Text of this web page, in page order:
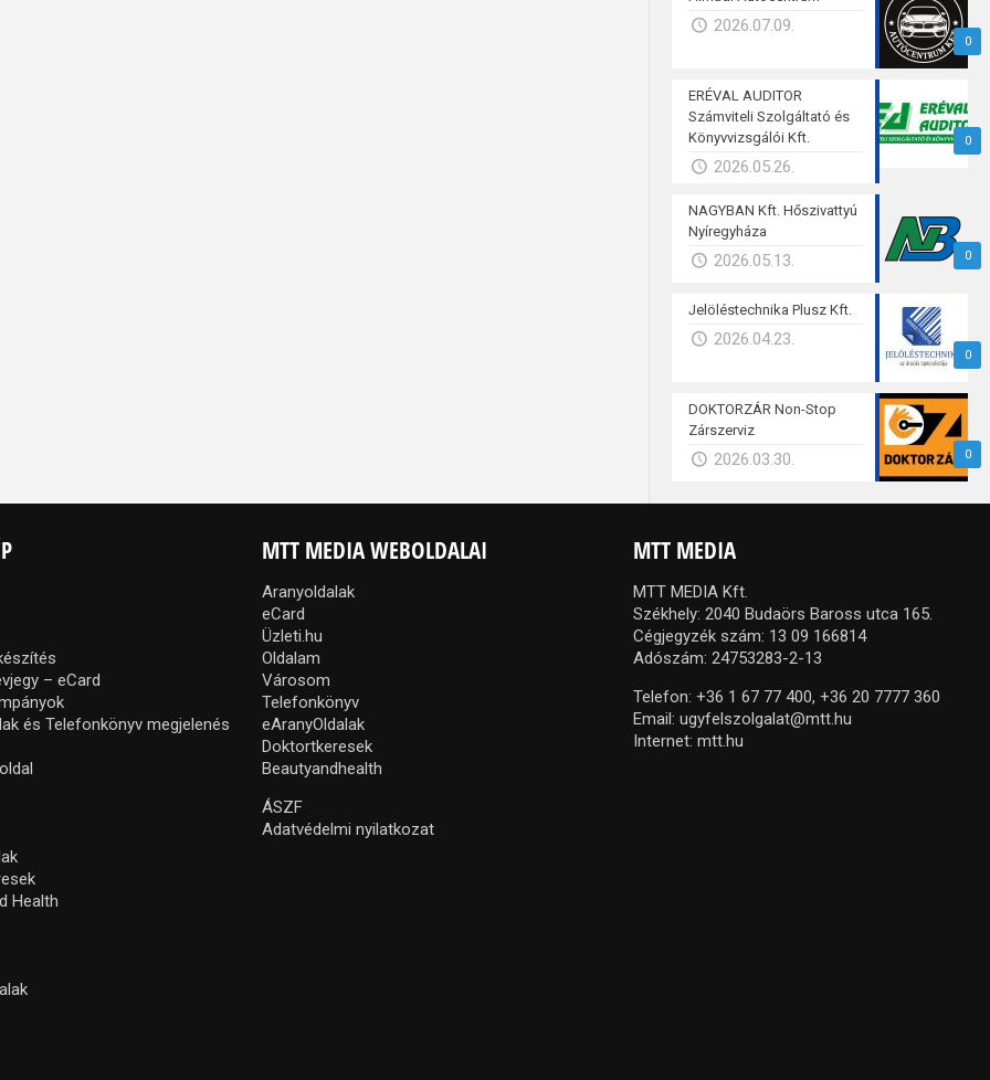
0
2026.07.09.
0
ERÉVAL AUDITOR
Számviteli Szolgáltató és
Könyvvizsgálói Kft.
2026.05.26.
0
NAGYBAN Kft. Hőszivattyú
Nyíregyháza
2026.05.13.
0
Jelöléstechnika Plusz Kft.
2026.04.23.
0
DOKTORZÁR Non-Stop
Zárszerviz
2026.03.30.
– eCard
és Telefonkönyv megjelenés
Health
MTT MEDIA WEBOLDALAI
Aranyoldalak
eCard
Üzleti.hu
Oldalam
Városom
Telefonkönyv
eAranyOldalak
Doktortkeresek
Beautyandhealth
ÁSZF
Adatvédelmi nyilatkozat
MTT MEDIA
MTT MEDIA Kft.
Székhely: 2040 Budaörs Baross utca 165.
Cégjegyzék szám: 13 09 166814
Adószám: 24753283-2-13
Telefon:+36 1 67 77 400, +36 20 7777 360
Email:ugyfelszolgalat@mtt.hu
Internet:mtt.hu